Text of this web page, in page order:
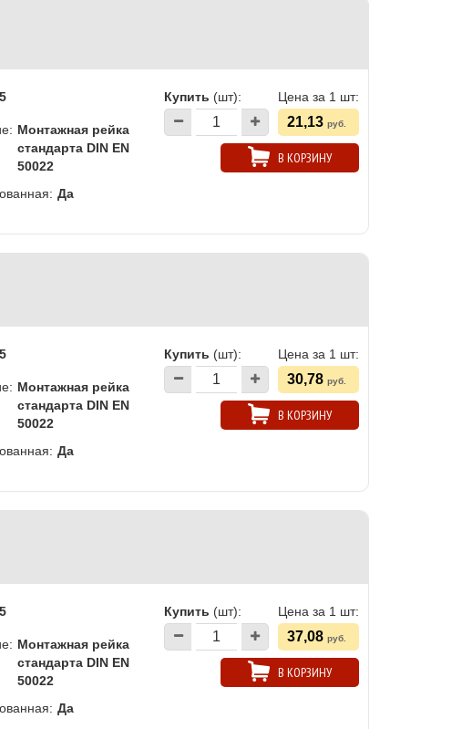
Монтажная рейка
стандарта DIN EN
50022
Да
Купить (шт): Цена за 1 шт:
21,13 руб.
В КОРЗИНУ
Монтажная рейка
стандарта DIN EN
50022
Да
Купить (шт): Цена за 1 шт:
30,78 руб.
В КОРЗИНУ
Монтажная рейка
стандарта DIN EN
50022
Да
Купить (шт): Цена за 1 шт:
37,08 руб.
В КОРЗИНУ